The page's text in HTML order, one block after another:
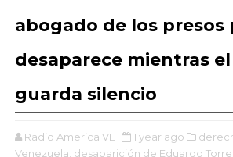
abogado de los
desaparece mientras
guarda silencio
Radio America VE 1 year ago
Venezuela, desaparición de Eduardo